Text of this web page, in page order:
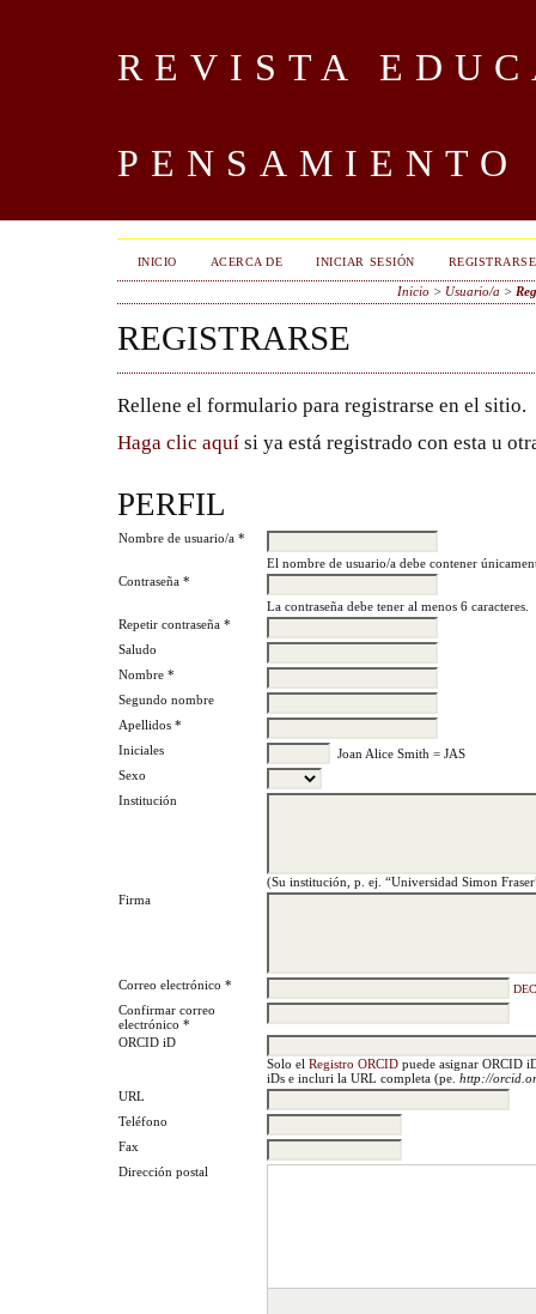
REVISTA
INICIO ACERCA DE INICIAR SESIÓN REGISTRARSE
Inicio> Usuario/a >
REGISTRARSE
Rellene el formulario para registrarse en el sitio.
Haga clic aquí si ya está registrado con esta u
PERFIL
Nombre de usuario/a *
El nombre de usuario/a debe contener
Contraseña *
La contraseña debe tener al menos 6 caracteres.
Repetir contraseña *
Saludo
Nombre *
Segundo nombre
Apellidos *
Iniciales
Joan Alice Smith = JAS
Sexo
Institución
(Su institución, p. ej. “Universidad Simon
Firma
Correo electrónico *
Confirmar correo
electrónico *
ORCID iD
Solo el Registro ORCID puede asignar ORCID
iDs e incluri la URL completa (pe. http://
URL
Teléfono
Fax
Dirección postal